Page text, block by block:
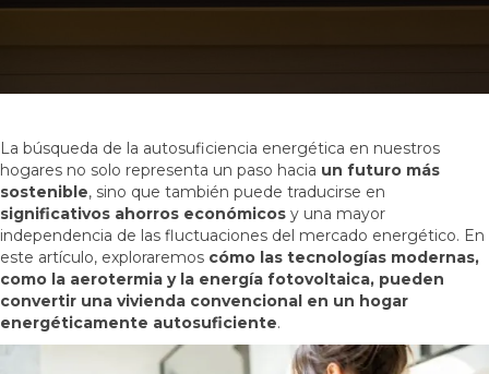
La búsqueda de la autosuficiencia energética en nuestros
hogares no solo representa un paso hacia un futuro más
sostenible, sino que también puede traducirse en
significativos ahorros económicos y una mayor
independencia de las fluctuaciones del mercado energético. En
este artículo, exploraremos cómo las tecnologías modernas,
como la aerotermia y la energía fotovoltaica, pueden
convertir una vivienda convencional en un hogar
energéticamente autosuficiente.